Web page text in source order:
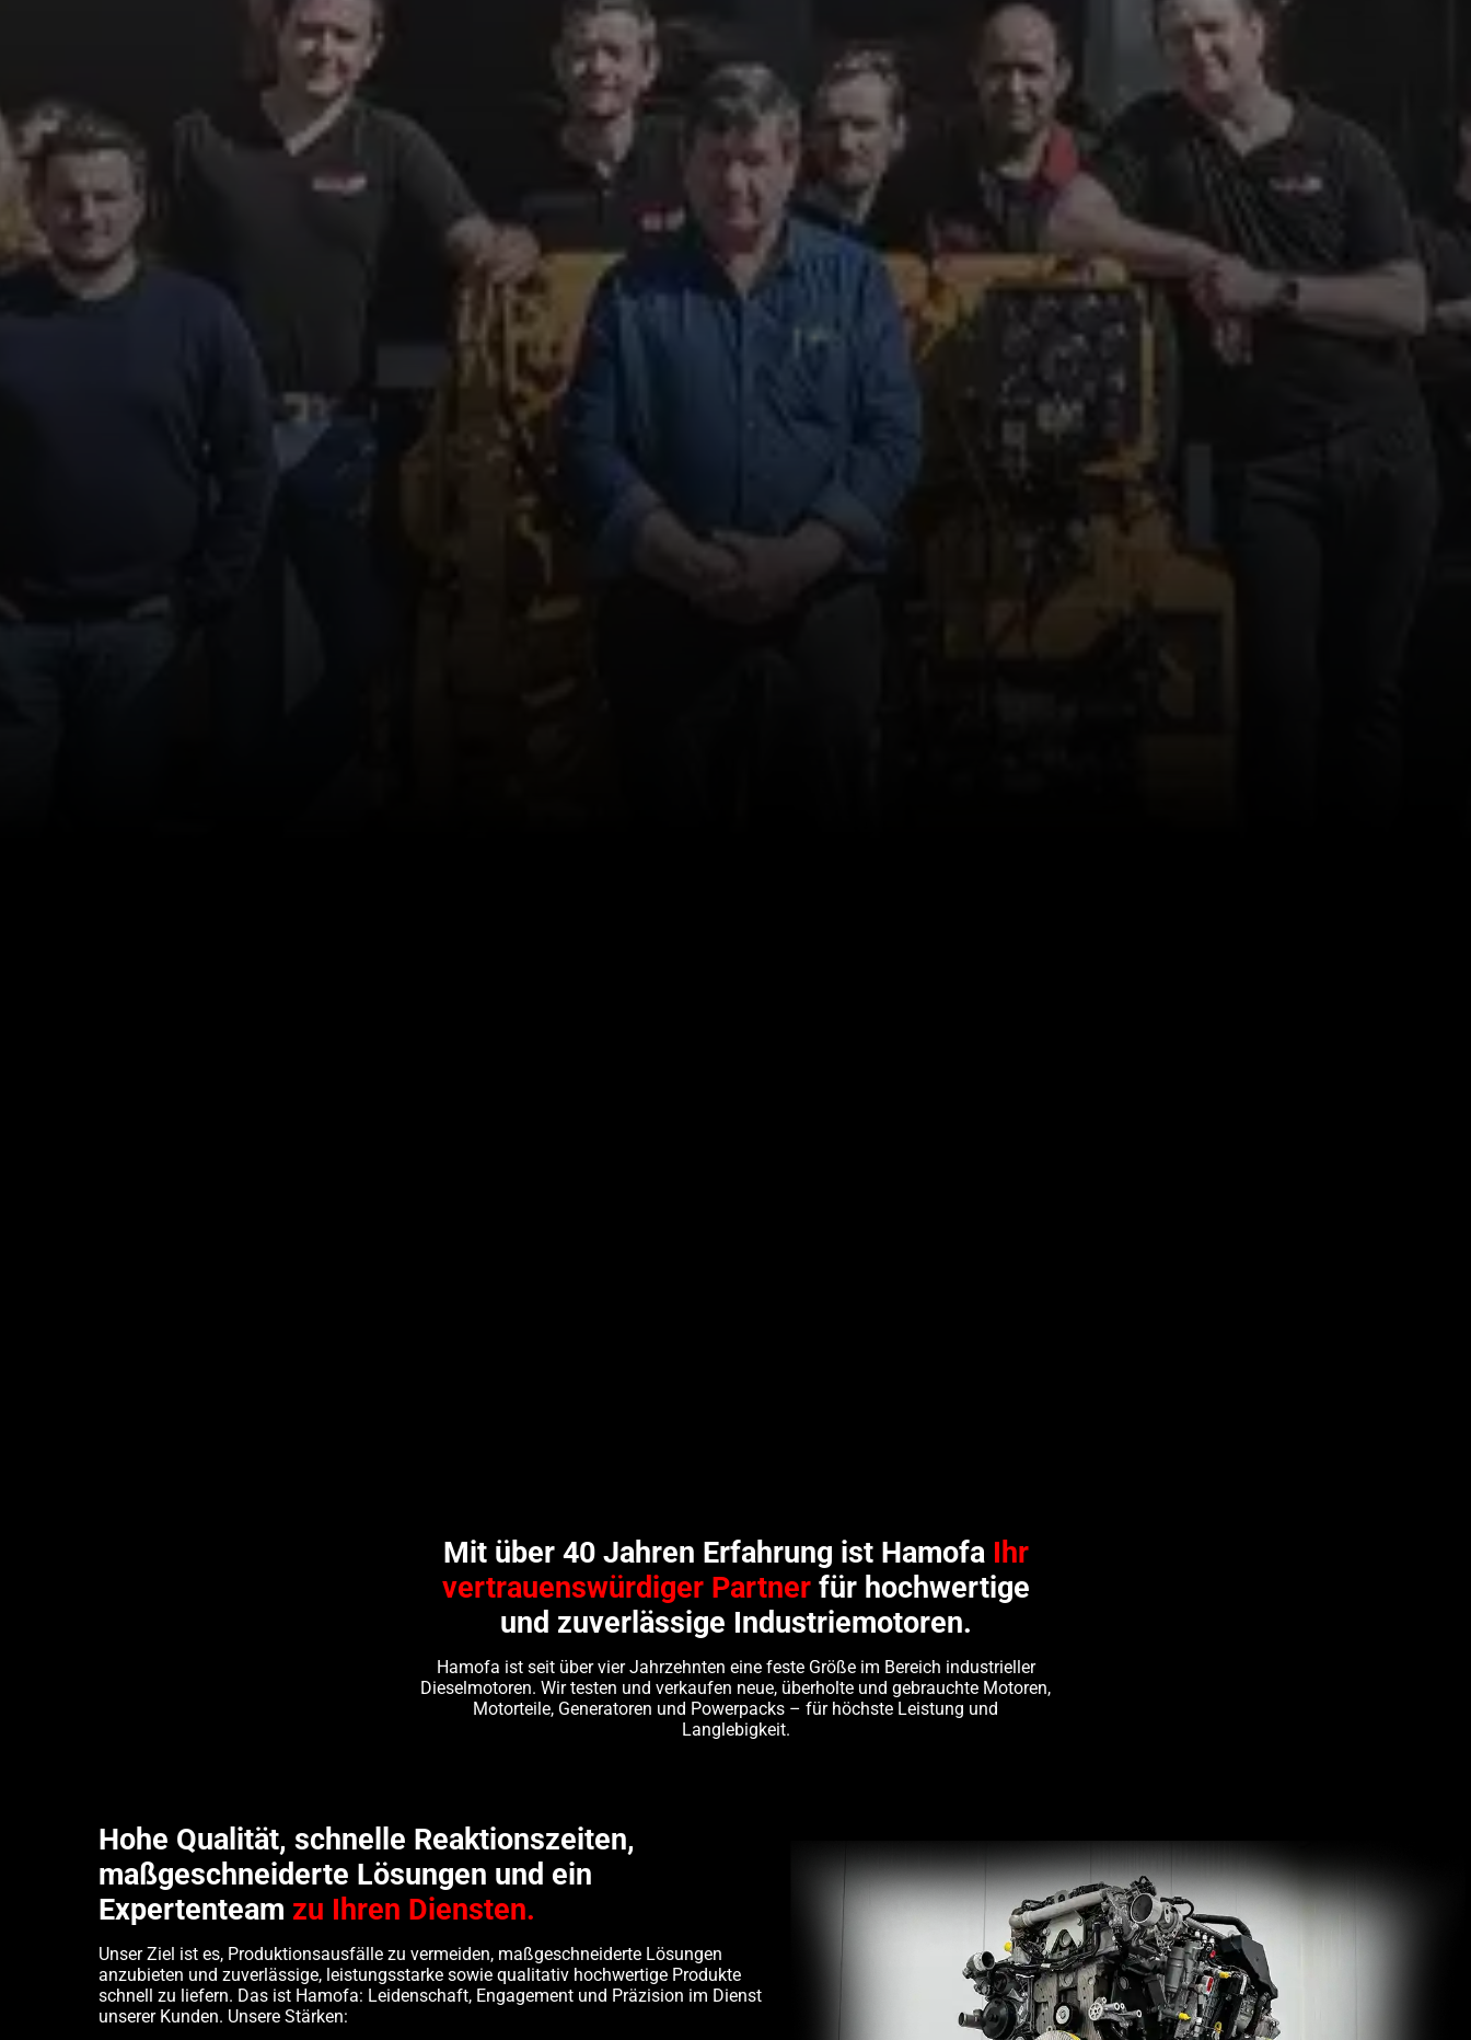
Mit über 40 Jahren Erfahrung ist Hamofa Ihr
vertrauenswürdiger Partnerfür hochwertige
und zuverlässige Industriemotoren.
Hamofa ist seit über vier Jahrzehnten eine feste Größe im Bereich industrieller
Dieselmotoren. Wir testen und verkaufen neue, überholte und gebrauchte Motoren,
Motorteile, Generatoren und Powerpacks – für höchste Leistung und
Langlebigkeit.
Hohe Qualität, schnelle Reaktionszeiten,
maßgeschneiderte Lösungen und ein
Expertenteam zu Ihren Diensten.
Unser Ziel ist es, Produktionsausfälle zu vermeiden, maßgeschneiderte Lösungen
anzubieten und zuverlässige, leistungsstarke sowie qualitativ hochwertige Produkte
schnell zu liefern. Das ist Hamofa: Leidenschaft, Engagement und Präzision im Dienst
unserer Kunden. Unsere Stärken: